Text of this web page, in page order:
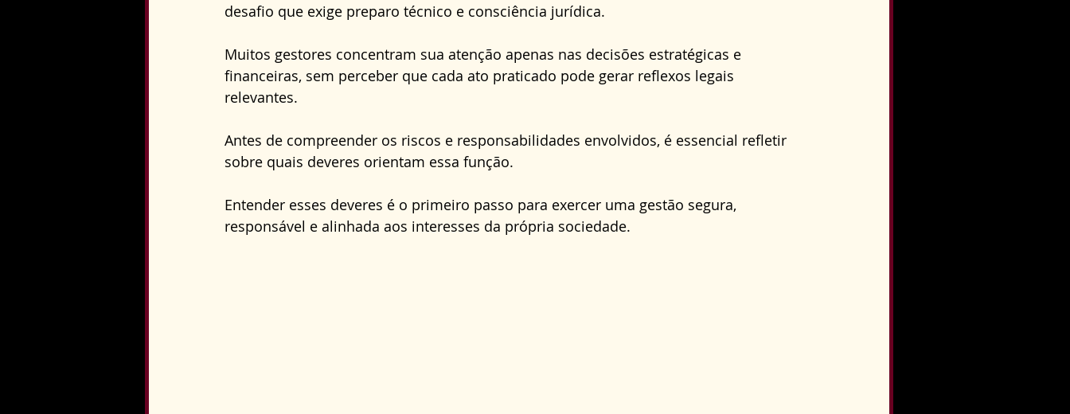
Direito Constitucional Direito Administrativo Direito da Saúde
desafio que exige preparo técnico e consciência jurídica.
Muitos gestores concentram sua atenção apenas nas decisões estratégicas e
financeiras, sem perceber que cada ato praticado pode gerar reflexos legais
relevantes.
Antes de compreender os riscos e responsabilidades envolvidos, é essencial refletir
sobre quais deveres orientam essa função.
Entender esses deveres é o primeiro passo para exercer uma gestão segura,
responsável e alinhada aos interesses da própria sociedade.